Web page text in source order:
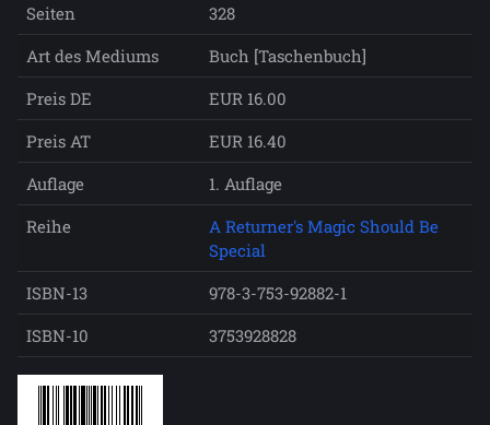
Seiten
328
Art des Mediums
Buch [Taschenbuch]
Preis DE
EUR 16.00
Preis AT
EUR 16.40
Auflage
1. Auflage
Reihe
A Returner's Magic Should Be
Special
ISBN-13
978-3-753-92882-1
ISBN-10
3753928828